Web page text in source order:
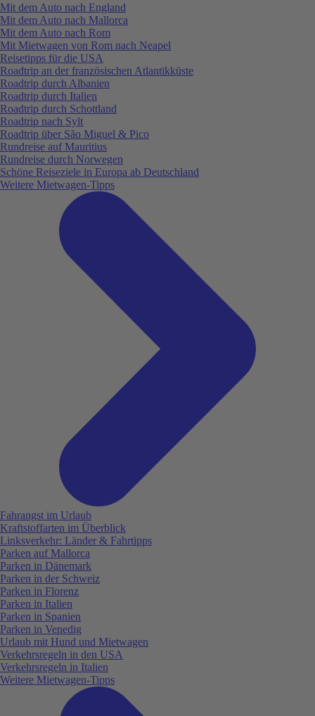
Mit dem Auto nach England
Mit dem Auto nach Mallorca
Mit dem Auto nach Rom
Mit Mietwagen von Rom nach Neapel
Reisetipps für die USA
Roadtrip an der französischen Atlantikküste
Roadtrip durch Albanien
Roadtrip durch Italien
Roadtrip durch Schottland
Roadtrip nach Sylt
Roadtrip über São Miguel & Pico
Rundreise auf Mauritius
Rundreise durch Norwegen
Schöne Reiseziele in Europa ab Deutschland
Weitere Mietwagen-Tipps
Fahrangst im Urlaub
Kraftstoffarten im Überblick
Linksverkehr: Länder & Fahrtipps
Parken auf Mallorca
Parken in Dänemark
Parken in der Schweiz
Parken in Florenz
Parken in Italien
Parken in Spanien
Parken in Venedig
Urlaub mit Hund und Mietwagen
Verkehrsregeln in den USA
Verkehrsregeln in Italien
Weitere Mietwagen-Tipps